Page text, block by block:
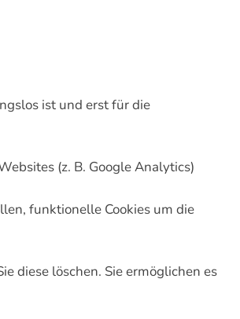
ist und erst für die
(z. B. Google Analytics)
funktionelle Cookies um die
diese löschen. Sie ermöglichen es